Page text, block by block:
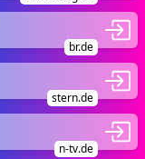
br.de
stern.de
n-tv.de